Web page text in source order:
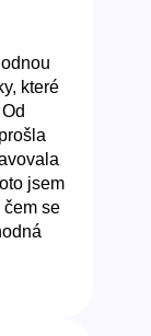
které
jsem
čem se